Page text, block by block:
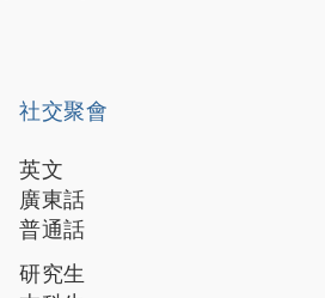
社交聚會
英文
廣東話
普通話
研究生